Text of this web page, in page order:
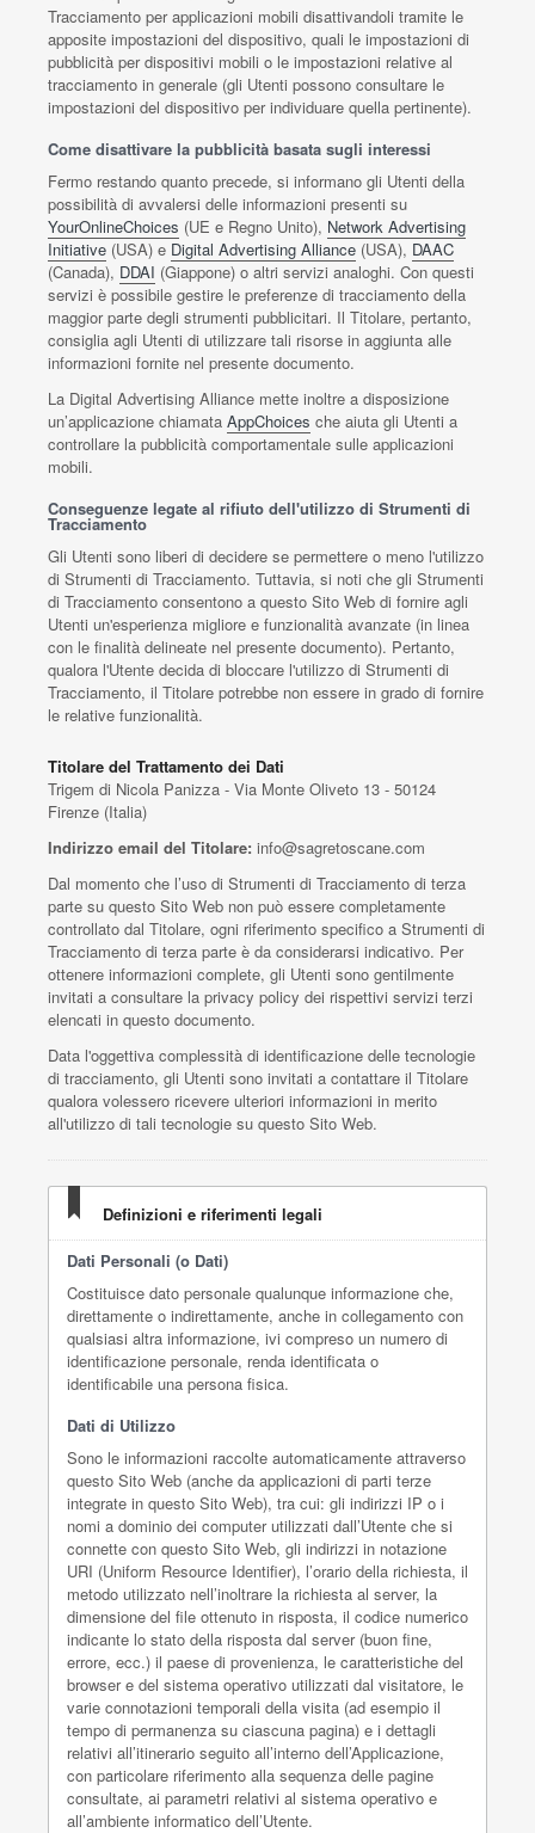
Tracciamento per applicazioni mobili disattivandoli tramite le
apposite impostazioni del dispositivo, quali le impostazioni di
pubblicità per dispositivi mobili o le impostazioni relative al
tracciamento in generale (gli Utenti possono consultare le
impostazioni del dispositivo per individuare quella pertinente).
Come disattivare la pubblicità basata sugli interessi
Fermo restando quanto precede, si informano gli Utenti della
possibilità di avvalersi delle informazioni presenti su
YourOnlineChoices (UE e Regno Unito), Network Advertising
Initiative (USA) e Digital Advertising Alliance (USA), DAAC
(Canada), DDAI (Giappone) o altri servizi analoghi. Con questi
servizi è possibile gestire le preferenze di tracciamento della
maggior parte degli strumenti pubblicitari. Il Titolare, pertanto,
consiglia agli Utenti di utilizzare tali risorse in aggiunta alle
informazioni fornite nel presente documento.
La Digital Advertising Alliance mette inoltre a disposizione
un’applicazione chiamata AppChoices che aiuta gli Utenti a
controllare la pubblicità comportamentale sulle applicazioni
mobili.
Conseguenze legate al rifiuto dell'utilizzo di Strumenti di
Tracciamento
Gli Utenti sono liberi di decidere se permettere o meno l'utilizzo
di Strumenti di Tracciamento. Tuttavia, si noti che gli Strumenti
di Tracciamento consentono a questo Sito Web di fornire agli
Utenti un'esperienza migliore e funzionalità avanzate (in linea
con le finalità delineate nel presente documento). Pertanto,
qualora l'Utente decida di bloccare l'utilizzo di Strumenti di
Tracciamento, il Titolare potrebbe non essere in grado di fornire
le relative funzionalità.
Titolare del Trattamento dei Dati
Trigem di Nicola Panizza - Via Monte Oliveto 13 - 50124
Firenze (Italia)
Indirizzo email del Titolare: info@sagretoscane.com
Dal momento che l’uso di Strumenti di Tracciamento di terza
parte su questo Sito Web non può essere completamente
controllato dal Titolare, ogni riferimento specifico a Strumenti di
Tracciamento di terza parte è da considerarsi indicativo. Per
ottenere informazioni complete, gli Utenti sono gentilmente
invitati a consultare la privacy policy dei rispettivi servizi terzi
elencati in questo documento.
Data l'oggettiva complessità di identificazione delle tecnologie
di tracciamento, gli Utenti sono invitati a contattare il Titolare
qualora volessero ricevere ulteriori informazioni in merito
all'utilizzo di tali tecnologie su questo Sito Web.
Definizioni e riferimenti legali
Dati Personali (o Dati)
Costituisce dato personale qualunque informazione che,
direttamente o indirettamente, anche in collegamento con
qualsiasi altra informazione, ivi compreso un numero di
identificazione personale, renda identificata o
identificabile una persona fisica.
Dati di Utilizzo
Sono le informazioni raccolte automaticamente attraverso
questo Sito Web (anche da applicazioni di parti terze
integrate in questo Sito Web), tra cui: gli indirizzi IP o i
nomi a dominio dei computer utilizzati dall’Utente che si
connette con questo Sito Web, gli indirizzi in notazione
URI (Uniform Resource Identifier), l’orario della richiesta, il
metodo utilizzato nell’inoltrare la richiesta al server, la
dimensione del file ottenuto in risposta, il codice numerico
indicante lo stato della risposta dal server (buon fine,
errore, ecc.) il paese di provenienza, le caratteristiche del
browser e del sistema operativo utilizzati dal visitatore, le
varie connotazioni temporali della visita (ad esempio il
tempo di permanenza su ciascuna pagina) e i dettagli
relativi all’itinerario seguito all’interno dell’Applicazione,
con particolare riferimento alla sequenza delle pagine
consultate, ai parametri relativi al sistema operativo e
all’ambiente informatico dell’Utente.